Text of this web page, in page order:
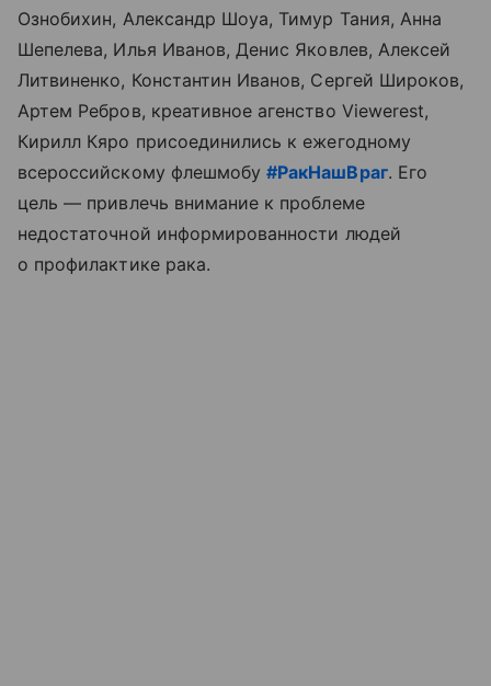
Ознобихин, Александр Шоуа, Тимур Тания, Анна
Шепелева, Илья Иванов, Денис Яковлев, Алексей
Литвиненко, Константин Иванов, Сергей Широков,
Артем Ребров, креативное агенство Viewerest,
Кирилл Кяро присоединились к ежегодному
всероссийскому флешмобу#РакНашВраг. Его
цель — привлечь внимание к проблеме
недостаточной информированности людей
о профилактике рака.